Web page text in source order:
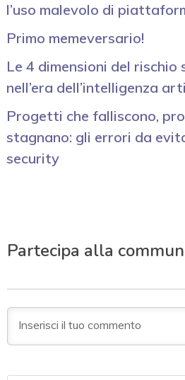
l’uso malevolo di
Primo memeversario!
Le 4 dimensioni del rischio
nell’era dell’intelligenza
Progetti che falliscono,
stagnano: gli errori da
security
Partecipa alla